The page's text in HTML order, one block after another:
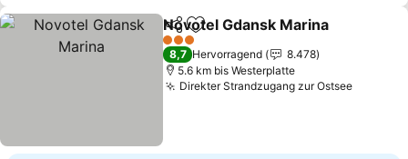
TeilenZu Favoriten hinzufügen
Novotel Gdansk Marina
3 Sterne
8,7 Hervorragend
8.478
5.6 km bis Westerplatte
Direkter Strandzugang zur Ostsee